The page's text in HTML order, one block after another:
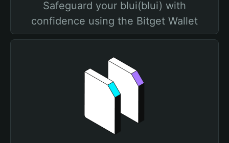
Safeguard your blui(blui) with
confidence using the Bitget Wallet